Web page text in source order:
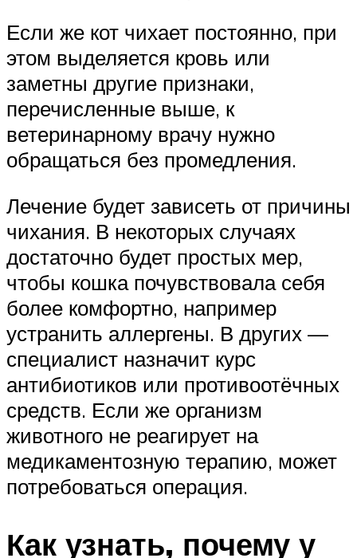
Если же кот чихает постоянно, при
этом выделяется кровь или
заметны другие признаки,
перечисленные выше, к
ветеринарному врачу нужно
обращаться без промедления.
Лечение будет зависеть от причины
чихания. В некоторых случаях
достаточно будет простых мер,
чтобы кошка почувствовала себя
более комфортно, например
устранить аллергены. В других —
специалист назначит курс
антибиотиков или противоотёчных
средств. Если же организм
животного не реагирует на
медикаментозную терапию, может
потребоваться операция.
Как узнать, почему у